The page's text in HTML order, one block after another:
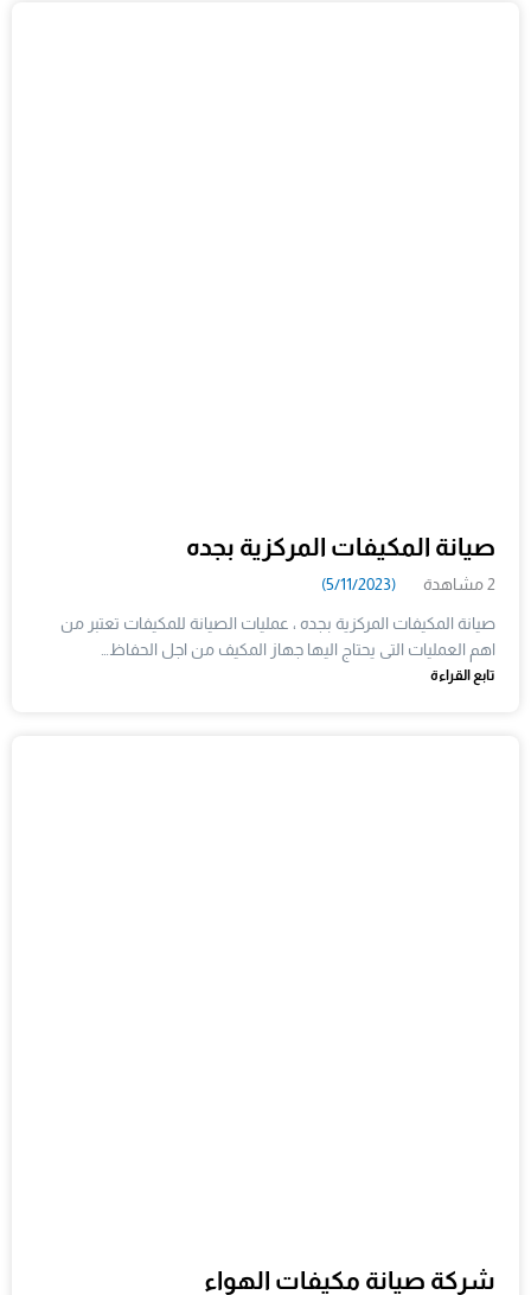
صيانة المكيفات المركزية بجده
2 مشاهدة (5/11/2023)
صيانة المكيفات المركزية بجده ، عمليات الصيانة للمكيفات تعتبر من
اهم العمليات التى يحتاج اليها جهاز المكيف من اجل الحفاظ…
تابع القراءة
شركة صيانة مكيفات الهواء